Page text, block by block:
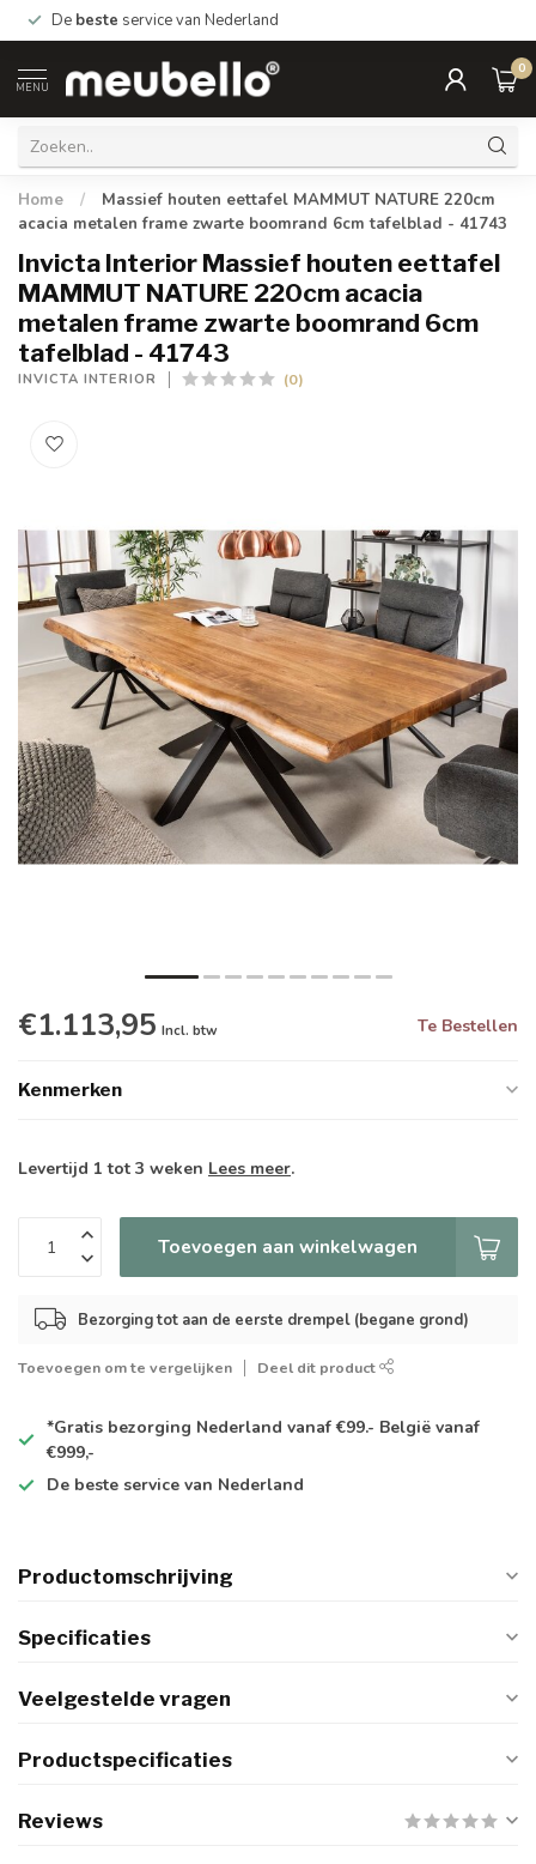
De beste service van Nederland
MENU
0
Home /
Massief houten eettafel MAMMUT NATURE 220cm
acacia metalen frame zwarte boomrand 6cm tafelblad - 41743
Invicta Interior Massief houten eettafel
MAMMUT NATURE 220cm acacia
metalen frame zwarte boomrand 6cm
tafelblad - 41743
INVICTA INTERIOR (0)
€1.113,95 Incl. btw Te Bestellen
Kenmerken
Levertijd 1 tot 3 weken Lees meer.
Toevoegen aan winkelwagen
Bezorging tot aan de eerste drempel (begane grond)
Toevoegen om te vergelijken Deel dit product
*Gratis bezorging Nederland vanaf €99.- België vanaf
€999,-
De beste service van Nederland
Productomschrijving
Specificaties
Veelgestelde vragen
Productspecificaties
Reviews